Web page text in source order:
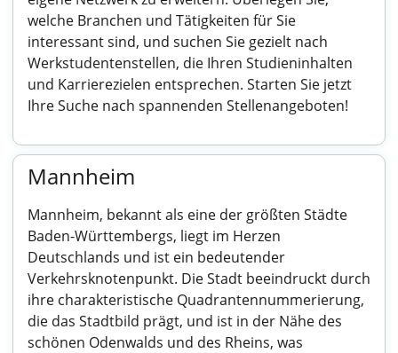
welche Branchen und Tätigkeiten für Sie
interessant sind, und suchen Sie gezielt nach
Werkstudentenstellen, die Ihren Studieninhalten
und Karrierezielen entsprechen. Starten Sie jetzt
Ihre Suche nach spannenden Stellenangeboten!
Mannheim
Mannheim, bekannt als eine der größten Städte
Baden-Württembergs, liegt im Herzen
Deutschlands und ist ein bedeutender
Verkehrsknotenpunkt. Die Stadt beeindruckt durch
ihre charakteristische Quadrantennummerierung,
die das Stadtbild prägt, und ist in der Nähe des
schönen Odenwalds und des Rheins, was